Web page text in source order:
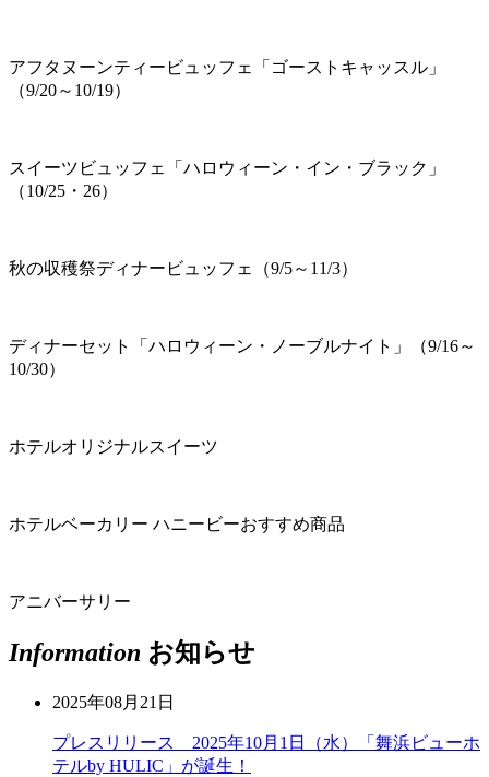
アフタヌーンティービュッフェ「ゴーストキャッスル」
（9/20～10/19）
スイーツビュッフェ「ハロウィーン・イン・ブラック」
（10/25・26）
秋の収穫祭ディナービュッフェ（9/5～11/3）
ディナーセット「ハロウィーン・ノーブルナイト」（9/16～
10/30）
ホテルオリジナルスイーツ
ホテルベーカリー ハニービーおすすめ商品
アニバーサリー
Information お知らせ
2025年08月21日
プレスリリース 2025年10月1日（水）「舞浜ビューホ
テルby HULIC」が誕生！